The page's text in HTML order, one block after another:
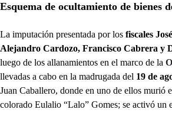
Esquema de ocultamiento de bienes
La imputación presentada por los fiscales
Alejandro Cardozo, Francisco Cabrera y
luego de los allanamientos en el marco de la
llevadas a cabo en la madrugada del 19 de
Juan Caballero, donde en uno de ellos murió
colorado Eulalio “Lalo” Gomes; se activó un